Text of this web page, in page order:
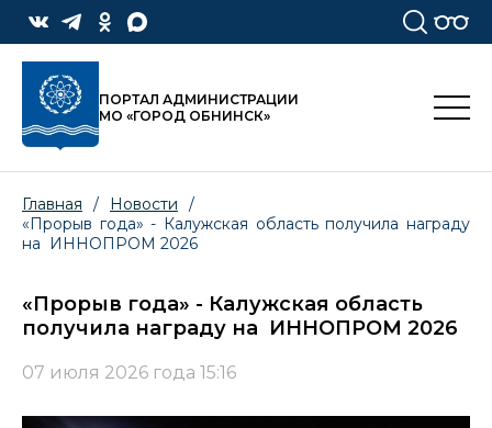
ПОРТАЛ АДМИНИСТРАЦИИ
МО «ГОРОД ОБНИНСК»
Главная / Новости
/
«Прорыв года» - Калужская область получила награду
на ИННОПРОМ 2026
«Прорыв года» - Калужская область
получила награду на ИННОПРОМ 2026
07 июля 2026 года 15:16